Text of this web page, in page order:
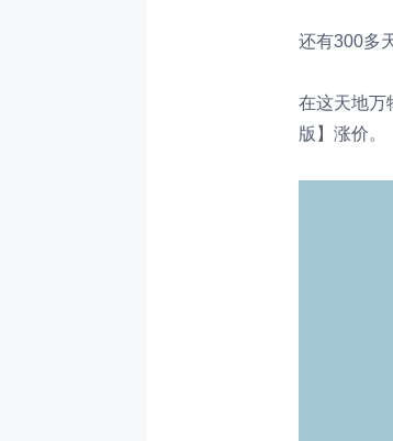
还有300多
在这天地万
版 】涨价。